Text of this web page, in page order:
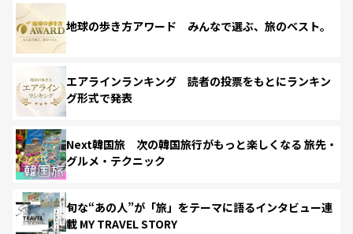
地球の歩き方アワード みんなで選ぶ、旅のベスト。
エアラインランキング 読者の投票をもとにランキン
グ形式で発表
Next韓国旅 次の韓国旅行がもっと楽しくなる 旅先・
グルメ・テクニック
旬な“あの人”が「旅」をテーマに語るインタビュー連
載 MY TRAVEL STORY